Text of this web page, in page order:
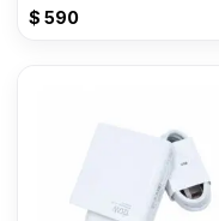
SAMSUNG
$ 590